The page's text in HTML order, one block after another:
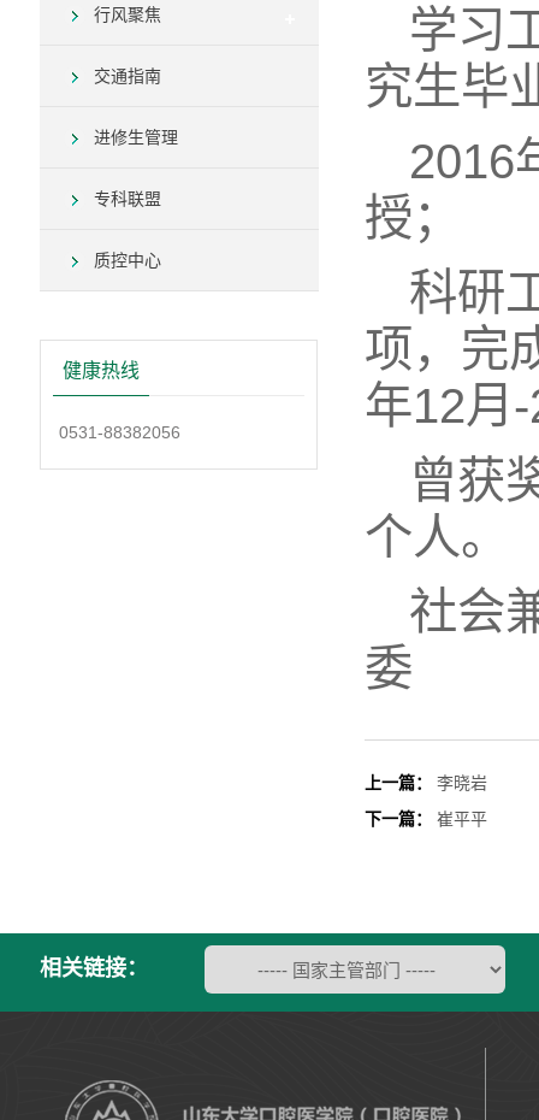
行风聚焦
交通指南
进修生管理
专科联盟
质控中心
健康热线
0531-88382056
学习
究生毕
2016
授；
科研
项，完
年12月
曾获
个人。
社会
委
上一篇：
李晓岩
下一篇：
崔平平
相关链接：